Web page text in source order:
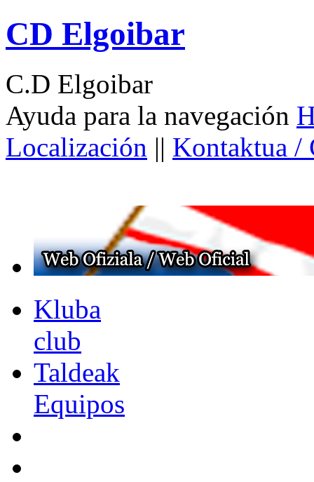
CD Elgoibar
C.D Elgoibar
Ayuda para la navegación
Localización || Kontaktua /
Kluba
club
Taldeak
Equipos